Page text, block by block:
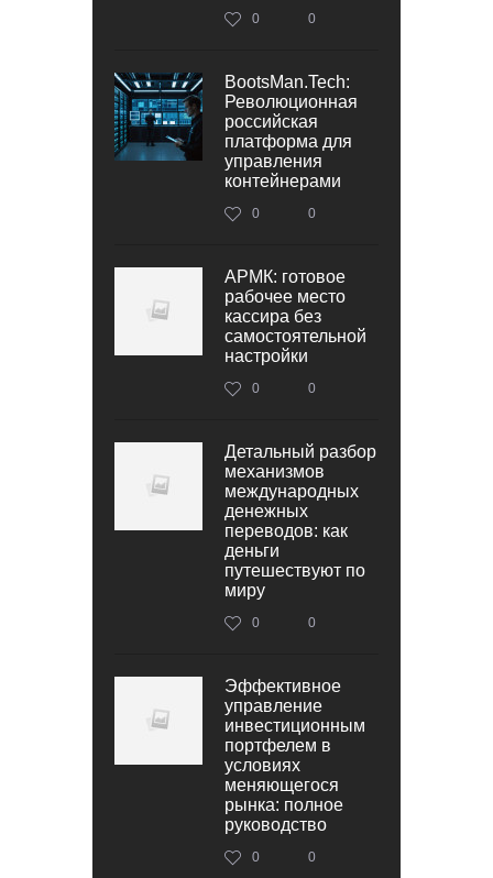
0 0
BootsMan.Tech:
Революционная
российская
платформа для
управления
контейнерами
0 0
АРМК: готовое
рабочее место
кассира без
самостоятельной
настройки
0 0
Детальный разбор
механизмов
международных
денежных
переводов: как
деньги
путешествуют по
миру
0 0
Эффективное
управление
инвестиционным
портфелем в
условиях
меняющегося
рынка: полное
руководство
0 0